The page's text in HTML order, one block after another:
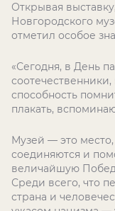
Открывая
Новгородского
отметил особое
«Сегодня, в День
способность
плакать,
Музей — это
соединяются и
величайшую
Среди всего, что
страна и